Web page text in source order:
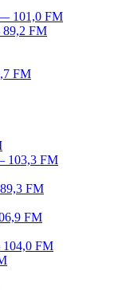
101,0 FM
89,2 FM
FM
103,3 FM
FM
FM
FM